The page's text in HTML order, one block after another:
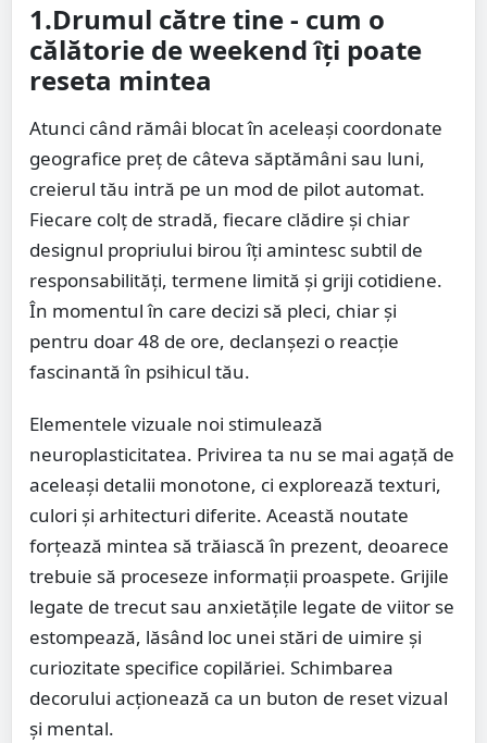
1.Drumul către tine - cum o
călătorie de weekend îți poate
reseta mintea
Atunci când rămâi blocat în aceleași coordonate
geografice preț de câteva săptămâni sau luni,
creierul tău intră pe un mod de pilot automat.
Fiecare colț de stradă, fiecare clădire și chiar
designul propriului birou îți amintesc subtil de
responsabilități, termene limită și griji cotidiene.
În momentul în care decizi să pleci, chiar și
pentru doar 48 de ore, declanșezi o reacție
fascinantă în psihicul tău.
Elementele vizuale noi stimulează
neuroplasticitatea. Privirea ta nu se mai agață de
aceleași detalii monotone, ci explorează texturi,
culori și arhitecturi diferite. Această noutate
forțează mintea să trăiască în prezent, deoarece
trebuie să proceseze informații proaspete. Grijile
legate de trecut sau anxietățile legate de viitor se
estompează, lăsând loc unei stări de uimire și
curiozitate specifice copilăriei. Schimbarea
decorului acționează ca un buton de reset vizual
și mental.